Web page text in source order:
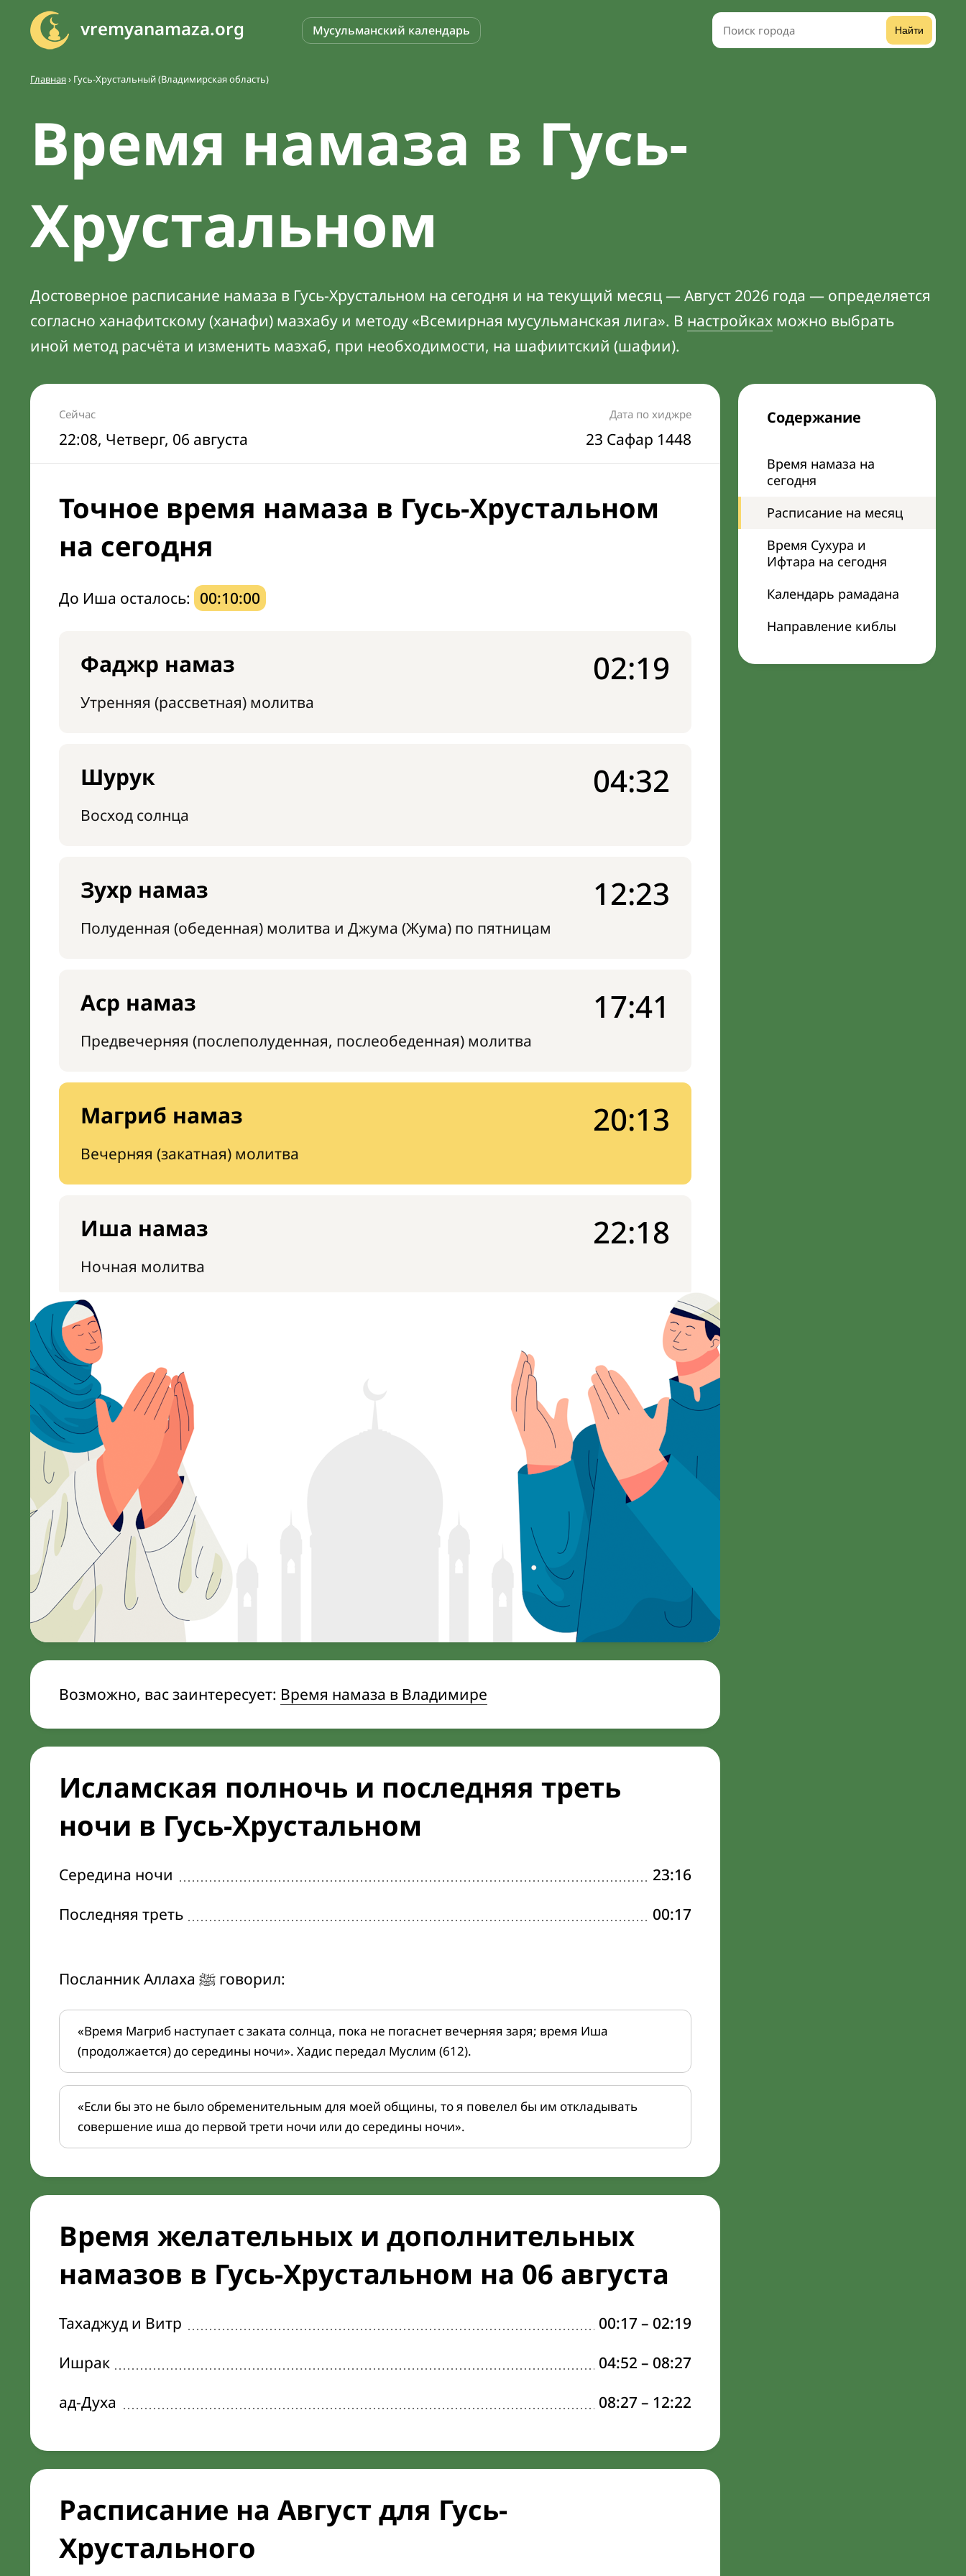
vremyanamaza.org Мусульманский календарь Найти
Главная› Гусь-Хрустальный (Владимирская область)
Время намаза в Гусь-
Хрустальном
Достоверное расписание намаза в Гусь-Хрустальном на сегодня и на текущий месяц — Август 2026 года — определяется
согласно ханафитскому (ханафи) мазхабу и методу «Всемирная мусульманская лига». В настройках можно выбрать
иной метод расчёта и изменить мазхаб, при необходимости, на шафиитский (шафии).
Содержание
Время намаза на
сегодня
Расписание на месяц
Время Сухура и
Ифтара на сегодня
Календарь рамадана
Направление киблы
Сейчас
22:08, Четверг, 06 августа
Дата по хиджре
23 Сафар 1448
Точное время намаза в Гусь-Хрустальном
на сегодня
До Иша осталось: 00:09:59
Фаджр намаз
Утренняя (рассветная) молитва
02:19
Шурук
Восход солнца
04:32
Зухр намаз
Полуденная (обеденная) молитва и Джума (Жума) по пятницам
12:23
Аср намаз
Предвечерняя (послеполуденная, послеобеденная) молитва
17:41
Магриб намаз
Вечерняя (закатная) молитва
20:13
Иша намаз
Ночная молитва
22:18
Возможно, вас заинтересует: Время намаза в Владимире
Исламская полночь и последняя треть
ночи в Гусь-Хрустальном
Середина ночи
23:16
Последняя треть
00:17
Посланник Аллаха ﷺ говорил:
«Время Магриб наступает с заката солнца, пока не погаснет вечерняя заря; время Иша
(продолжается) до середины ночи». Хадис передал Муслим (612).
«Если бы это не было обременительным для моей общины, то я повелел бы им откладывать
совершение иша до первой трети ночи или до середины ночи».
Время желательных и дополнительных
намазов в Гусь-Хрустальном на 06 августа
Тахаджуд и Витр 00:17– 02:19
Ишрак
04:52 – 08:27
ад-Духа
08:27– 12:22
Расписание на Август для Гусь-
Хрустального